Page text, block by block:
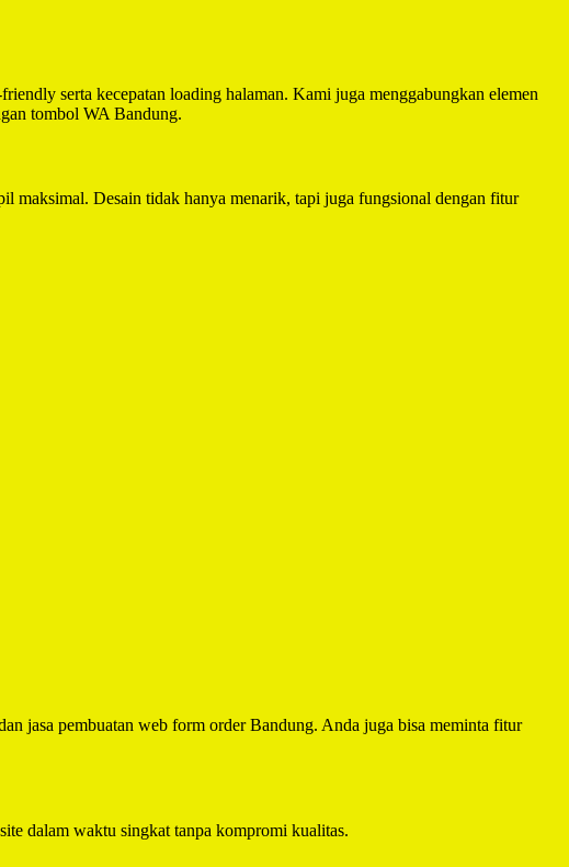
serta kecepatan loading halaman. Kami juga menggabungkan elemen
tombol WA Bandung.
maksimal. Desain tidak hanya menarik, tapi juga fungsional dengan fitur
jasa pembuatan web form order Bandung. Anda juga bisa meminta fitur
dalam waktu singkat tanpa kompromi kualitas.